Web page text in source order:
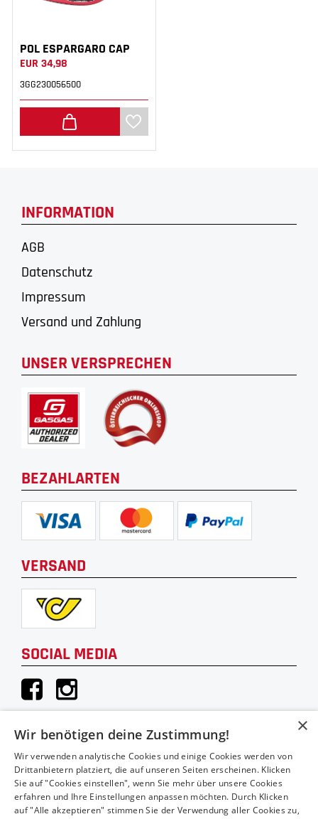
POL ESPARGARO CAP
EUR 34,98
3GG230056500
INFORMATION
AGB
Datenschutz
Impressum
Versand und Zahlung
UNSER VERSPRECHEN
BEZAHLARTEN
VERSAND
SOCIAL MEDIA
KONTAKT
Hauthaler Vertriebs GmbH
Moosstraße 52A
×
Wir benötigen deine Zustimmung!
Wir verwenden analytische Cookies und einige Cookies werden von
Drittanbietern platziert, die auf unseren Seiten erscheinen. Klicken
Sie auf "Cookies einstellen", wenn Sie mehr über unsere Cookies
erfahren und Ihre Einstellungen anpassen möchten. Durch Klicken
auf "Alle akzeptieren" stimmen Sie der Verwendung aller Cookies zu,